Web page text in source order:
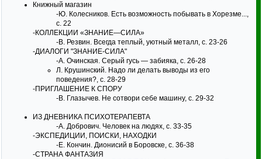
Книжный магазин
-Ю. Колесников. Есть возможность побывать в Хорезме...,
с. 22
-КОЛЛЕКЦИИ «ЗНАНИЕ—СИЛА»
-В. Резвин. Всегда теплый, уютный металл, с. 23-26
-ДИАЛОГИ "ЗНАНИЕ-СИЛА"
-А. Очинская. Серый гусь — забияка, с. 26-28
Л. Крушинский. Надо ли делать выводы из его
поведения?, с. 28-29
-ПРИГЛАШЕНИЕ К СПОРУ
-В. Глазычев. Не сотвори себе машину, с. 29-32
ИЗ ДНЕВНИКА ПСИХОТЕРАПЕВТА
-А. Добрович. Человек на людях, с. 33-35
-ЭКСПЕДИЦИИ, ПОИСКИ, НАХОДКИ
-Е. Кончин. Дионисий в Боровске, с. 36-38
-СТРАНА ФАНТАЗИЯ